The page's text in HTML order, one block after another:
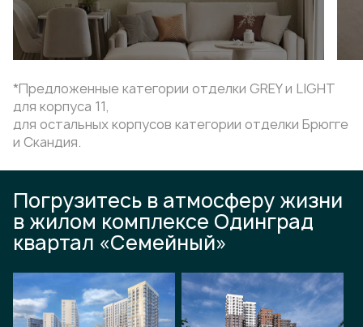
*Предложенные категории отделки GREY и LIGHT
для корпуса 11,
для остальных корпусов категории отделки Брюгге
и Скандия.
Погрузитесь в атмосферу жизни
в жилом комплексе Одинград
квартал «Семейный»